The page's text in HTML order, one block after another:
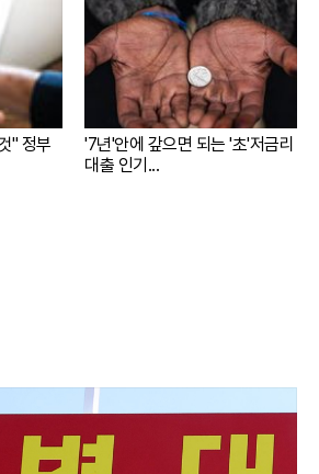
" 정부
'7년'안에 갚으면 되는 '초'저금리
대출 인기...